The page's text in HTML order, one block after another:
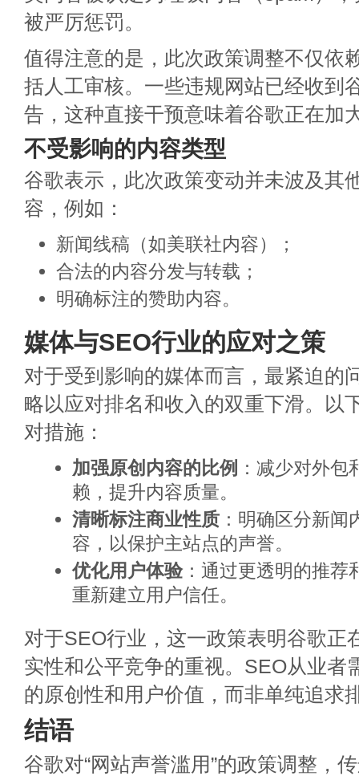
被严厉惩罚。
值得注意的是，此次政策调整不仅依
括人工审核。一些违规网站已经收到
告，这种直接干预意味着谷歌正在加
不受影响的内容类型
谷歌表示，此次政策变动并未波及其
容，例如：
新闻线稿（如美联社内容）；
合法的内容分发与转载；
明确标注的赞助内容。
媒体与SEO行业的应对之策
对于受到影响的媒体而言，最紧迫的
略以应对排名和收入的双重下滑。以
对措施：
加强原创内容的比例 ：减少对外
赖，提升内容质量。
清晰标注商业性质 ：明确区分新
容，以保护主站点的声誉。
优化用户体验：通过更透明的推荐
重新建立用户信任。
对于SEO行业，这一政策表明谷歌正
实性和公平竞争的重视。SEO从业者
的原创性和用户价值，而非单纯追求
结语
谷歌对“网站声誉滥用”的政策调整，